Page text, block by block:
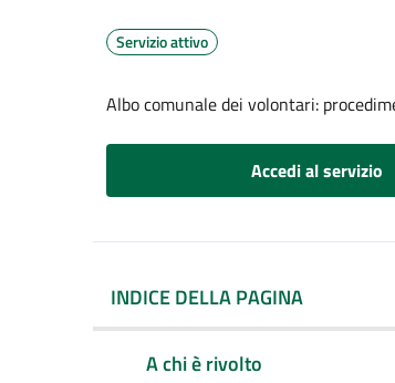
Servizio attivo
Albo comunale dei volontari:
Accedi al servizio
INDICE DELLA PAGINA
A chi è rivolto